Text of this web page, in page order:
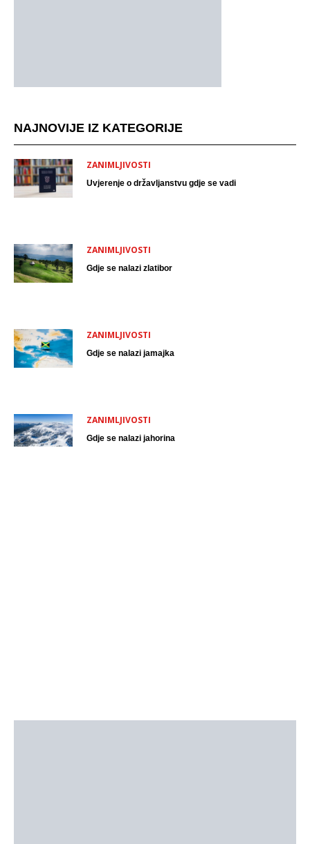
NAJNOVIJE IZ KATEGORIJE
ZANIMLJIVOSTI
Uvjerenje o državljanstvu gdje se vadi
ZANIMLJIVOSTI
Gdje se nalazi zlatibor
ZANIMLJIVOSTI
Gdje se nalazi jamajka
ZANIMLJIVOSTI
Gdje se nalazi jahorina